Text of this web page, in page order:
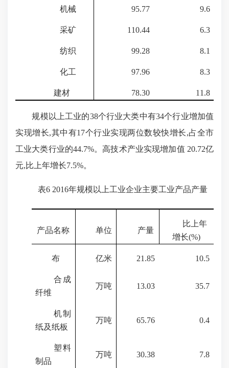
机械 95.77 9.6
采矿 110.44 6.3
纺织 99.28 8.1
化工 97.96 8.3
建材 78.30 11.8
规模以上工业的38个行业大类中有34个行业增加值
实现增长,其中有17个行业实现两位数较快增长,占全市
工业大类行业的44.7%。高技术产业实现增加值 20.72亿
元,比上年增长7.5%。
表6 2016年规模以上工业企业主要工业产品产量
产品名称 单位 产量
比上年
增长(%)
布 亿米 21.85 10.5
合成
纤维
万吨 13.03 35.7
机制
纸及纸板
万吨 65.76 0.4
塑料
制品
万吨 30.38 7.8